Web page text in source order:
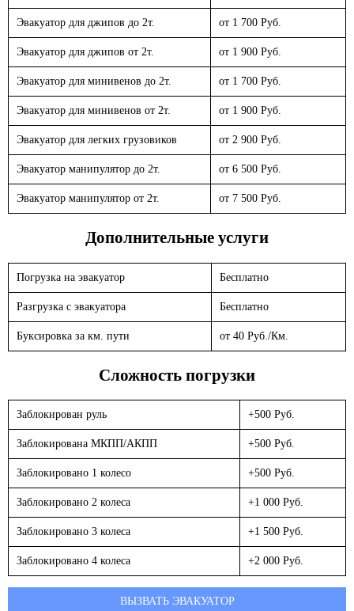
Эвакуатор для джипов до 2т. от 1 700 Руб.
Эвакуатор для джипов от 2т. от 1 900 Руб.
Эвакуатор для минивенов до 2т. от 1 700 Руб.
Эвакуатор для минивенов от 2т. от 1 900 Руб.
Эвакуатор для легких грузовиков от 2 900 Руб.
Эвакуатор манипулятор до 2т. от 6 500 Руб.
Эвакуатор манипулятор от 2т. от 7 500 Руб.
Дополнительные услуги
Погрузка на эвакуатор Бесплатно
Разгрузка с эвакуатора Бесплатно
Буксировка за км. пути от 40 Руб./Км.
Сложность погрузки
Заблокирован руль +500 Руб.
Заблокирована МКПП/АКПП +500 Руб.
Заблокировано 1 колесо +500 Руб.
Заблокировано 2 колеса +1 000 Руб.
Заблокировано 3 колеса +1 500 Руб.
Заблокировано 4 колеса +2 000 Руб.
ВЫЗВАТЬ ЭВАКУАТОР